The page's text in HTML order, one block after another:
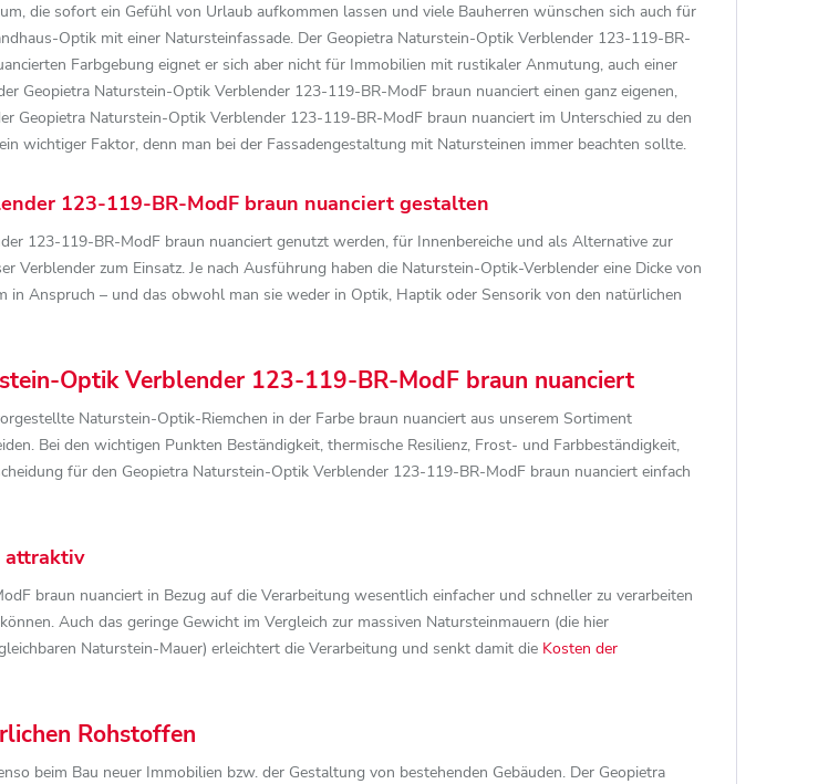
die sofort ein Gefühl von Urlaub aufkommen lassen und viele Bauherren wünschen sich auch für
Optik mit einer Natursteinfassade. Der Geopietra Naturstein-Optik Verblender 123-119-BR-
Farbgebung eignet er sich aber nicht für Immobilien mit rustikaler Anmutung, auch einer
Geopietra Naturstein-Optik Verblender 123-119-BR-ModF braun nuanciert einen ganz eigenen,
Geopietra Naturstein-Optik Verblender 123-119-BR-ModF braun nuanciert im Unterschied zu den
wichtiger Faktor, denn man bei der Fassadengestaltung mit Natursteinen immer beachten sollte.
123-119-BR-ModF braun nuanciert gestalten
123-119-BR-ModF braun nuanciert genutzt werden, für Innenbereiche und als Alternative zur
Verblender zum Einsatz. Je nach Ausführung haben die Naturstein-Optik-Verblender eine Dicke von
Anspruch – und das obwohl man sie weder in Optik, Haptik oder Sensorik von den natürlichen
Optik Verblender 123-119-BR-ModF braun nuanciert
Naturstein-Optik-Riemchen in der Farbe braun nuanciert aus unserem Sortiment
Bei den wichtigen Punkten Beständigkeit, thermische Resilienz, Frost- und Farbbeständigkeit,
für den Geopietra Naturstein-Optik Verblender 123-119-BR-ModF braun nuanciert einfach
attraktiv
braun nuanciert in Bezug auf die Verarbeitung wesentlich einfacher und schneller zu verarbeiten
Auch das geringe Gewicht im Vergleich zur massiven Natursteinmauern (die hier
Naturstein-Mauer) erleichtert die Verarbeitung und senkt damit die Kosten der
Rohstoffen
beim Bau neuer Immobilien bzw. der Gestaltung von bestehenden Gebäuden. Der Geopietra